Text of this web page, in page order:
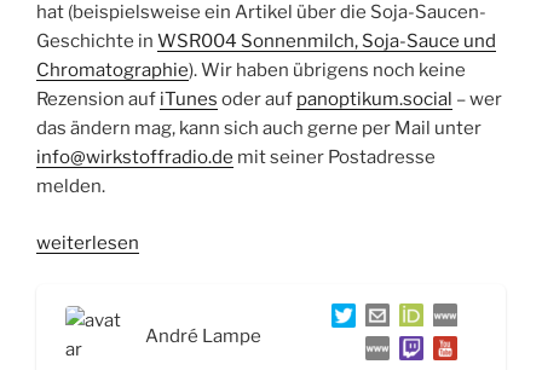
hat (beispielsweise ein Artikel über die Soja-Saucen-
Geschichte in WSR004 Sonnenmilch, Soja-Sauce und
Chromatographie). Wir haben übrigens noch keine
Rezension auf iTunes oder auf panoptikum.social – wer
das ändern mag, kann sich auch gerne per Mail unter
info@wirkstoffradio.de mit seiner Postadresse
melden.
„WSR006
und
HIV-
weiterlesen
André Lampe